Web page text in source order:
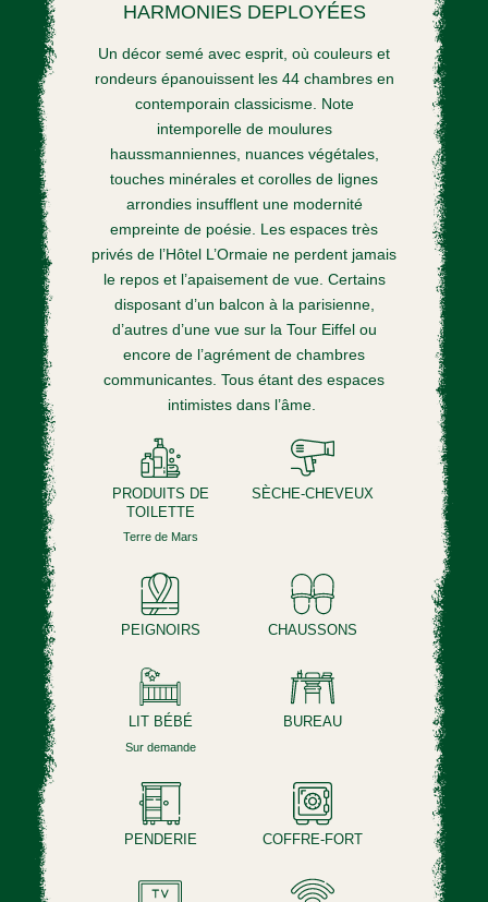
HARMONIES DEPLOYÉES
Un décor semé avec esprit, où couleurs et
rondeurs épanouissent les 44 chambres en
contemporain classicisme. Note
intemporelle de moulures
haussmanniennes, nuances végétales,
touches minérales et corolles de lignes
arrondies insufflent une modernité
empreinte de poésie. Les espaces très
privés de l’Hôtel L’Ormaie ne perdent jamais
le repos et l’apaisement de vue. Certains
disposant d’un balcon à la parisienne,
d’autres d’une vue sur la Tour Eiffel ou
encore de l’agrément de chambres
communicantes. Tous étant des espaces
intimistes dans l’âme.
PRODUITS DE
TOILETTE
Terre de Mars
SÈCHE-CHEVEUX
PEIGNOIRS CHAUSSONS
LIT BÉBÉ
Sur demande
BUREAU
PENDERIE COFFRE-FORT